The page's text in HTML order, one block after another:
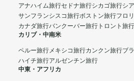
アナハイム旅行セドナ旅行シカゴ旅行シ
サンフランシスコ旅行ボストン旅行フロ
カナダ旅行バンクーバー旅行 トロント旅行
カリブ・中南米
ペルー旅行メキシコ旅行カンクン旅行ブ
ハイチ旅行アルゼンチン旅行
中東・アフリカ